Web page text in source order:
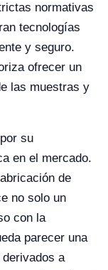
normativas
tecnologías
y seguro.
ofrecer un
las muestras y
su
en el mercado.
de
no solo un
con la
parecer una
a